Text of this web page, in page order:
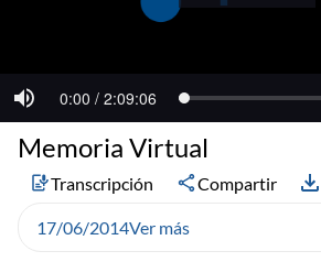
Memoria Virtual
Transcripción Compartir
17/06/2014Ver más